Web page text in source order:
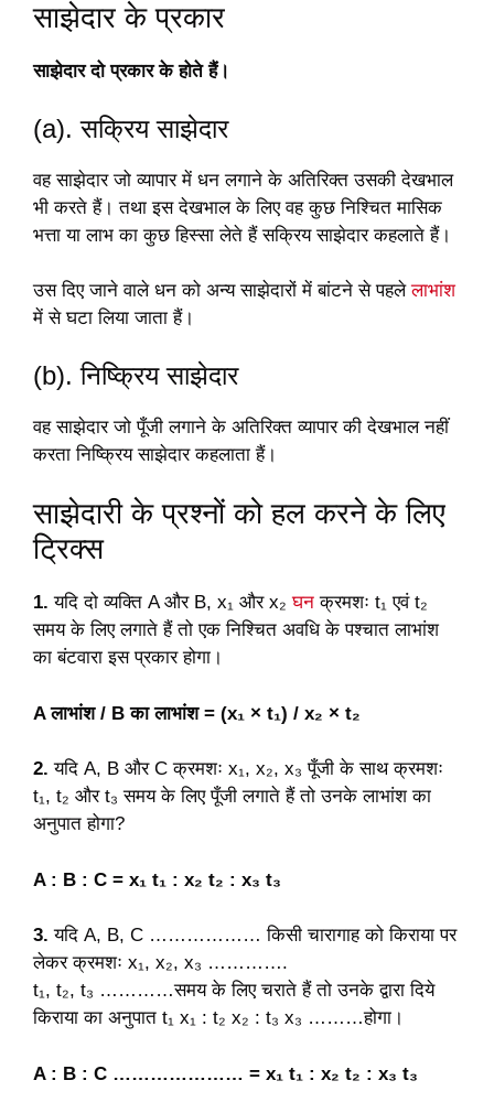
साझेदार के प्रकार
साझेदार दो प्रकार के होते हैं।
(a). सक्रिय साझेदार
वह साझेदार जो व्यापार में धन लगाने के अतिरिक्त उसकी देखभाल
भी करते हैं। तथा इस देखभाल के लिए वह कुछ निश्चित मासिक
भत्ता या लाभ का कुछ हिस्सा लेते हैं सक्रिय साझेदार कहलाते हैं।
उस दिए जाने वाले धन को अन्य साझेदारों में बांटने से पहलेलाभांश
में से घटा लिया जाता हैं।
(b). निष्क्रिय साझेदार
वह साझेदार जो पूँजी लगाने के अतिरिक्त व्यापार की देखभाल नहीं
करता निष्क्रिय साझेदार कहलाता हैं।
साझेदारी के प्रश्नों को हल करने के लिए
ट्रिक्स
1.यदि दो व्यक्ति A और B, x₁ और x₂घन क्रमशः t₁ एवं t₂
समय के लिए लगाते हैं तो एक निश्चित अवधि के पश्चात लाभांश
का बंटवारा इस प्रकार होगा।
A लाभांश / B का लाभांश = (x₁ × t₁) / x₂ × t₂
2.यदि A, B और C क्रमशः x₁, x₂, x₃ पूँजी के साथ क्रमशः
t₁, t₂ और t₃ समय के लिए पूँजी लगाते हैं तो उनके लाभांश का
अनुपात होगा?
A : B : C = x₁ t₁ : x₂ t₂ : x₃ t₃
3. यदि A, B, C ……………… किसी चारागाह को किराया पर
लेकर क्रमशः x₁, x₂, x₃ ………….
t₁, t₂, t₃ …………समय के लिए चराते हैं तो उनके द्वारा दिये
किराया का अनुपात t₁ x₁ : t₂ x₂ : t₃ x₃ ………होगा।
A : B : C ………………… = x₁ t₁ : x₂ t₂ : x₃ t₃